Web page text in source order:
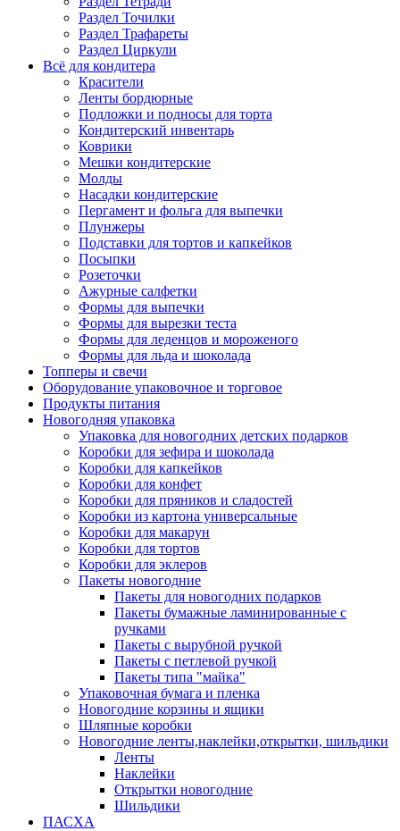
Раздел Точилки
Раздел Трафареты
Раздел Циркули
Всё для кондитера
Красители
Ленты бордюрные
Подложки и подносы для торта
Кондитерский инвентарь
Коврики
Мешки кондитерские
Молды
Насадки кондитерские
Пергамент и фольга для выпечки
Плунжеры
Подставки для тортов и капкейков
Посыпки
Розеточки
Ажурные салфетки
Формы для выпечки
Формы для вырезки теста
Формы для леденцов и мороженого
Формы для льда и шоколада
Топперы и свечи
Оборудование упаковочное и торговое
Продукты питания
Новогодняя упаковка
Упаковка для новогодних детских подарков
Коробки для зефира и шоколада
Коробки для капкейков
Коробки для конфет
Коробки для пряников и сладостей
Коробки из картона универсальные
Коробки для макарун
Коробки для тортов
Коробки для эклеров
Пакеты новогодние
Пакеты для новогодних подарков
Пакеты бумажные ламинированные с
ручками
Пакеты с вырубной ручкой
Пакеты с петлевой ручкой
Пакеты типа "майка"
Упаковочная бумага и пленка
Новогодние корзины и ящики
Шляпные коробки
Новогодние ленты,наклейки,открытки, шильдики
Ленты
Наклейки
Открытки новогодние
Шильдики
ПАСХА